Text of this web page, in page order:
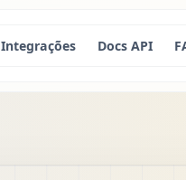
Integrações Docs API